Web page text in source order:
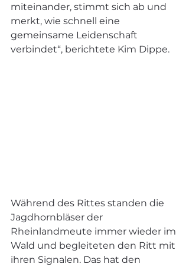
miteinander, stimmt sich ab und
merkt, wie schnell eine
gemeinsame Leidenschaft
verbindet“, berichtete Kim Dippe.
Während des Rittes standen die
Jagdhornbläser der
Rheinlandmeute immer wieder im
Wald und begleiteten den Ritt mit
ihren Signalen. Das hat den